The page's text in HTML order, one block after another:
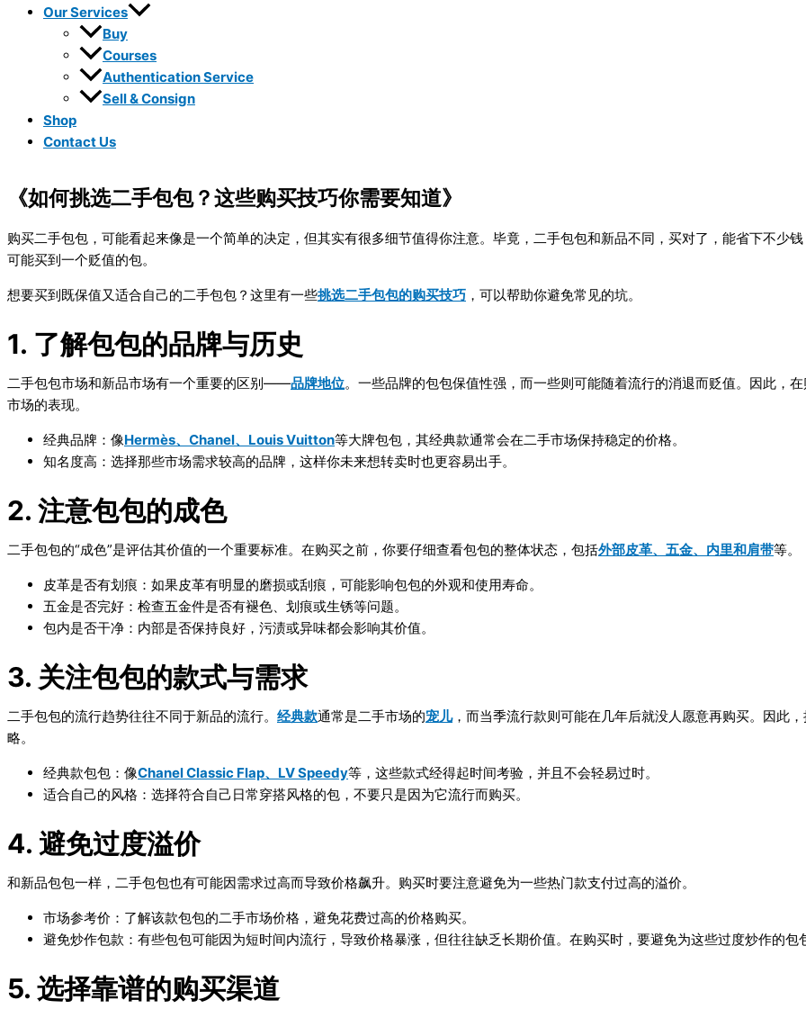
Our Services
Buy
Courses
Authentication Service
Sell & Consign
Shop
Contact Us
《如何挑选二手包包？这些购买技巧你需要知道》
购买二手包包，可能看起来像是一个简单的决定， 但其实有很多细节值得你注意。毕竟，二手包包和新品不同，买对了，能省下不少
可能买到一个贬值的包。
想要买到既保值又适合自己的二手包包？这里有一些挑选二手包包的购买技巧 ，可以帮助你避免常见的坑。
1. 了解包包的品牌与历史
二手包包市场和新品市场有一个重要的区别——品牌地位。一些品牌的包包保值性强，而一些则可能随着流行的消退而贬值。因此，
市场的表现。
经典品牌 ：像Hermès、Chanel、Louis Vuitton等大牌包包，其经典款通常会在二手市场保持稳定的价格。
知名度高 ：选择那些市场需求较高的品牌，这样你未来想转卖时也更容易出手。
2. 注意包包的成色
二手包包的“成色”是评估其价值的一个重要标准。在购买之前，你要仔细查看包包的整体状态，包括外部皮革、五金、内里和肩带等。
皮革是否有划痕 ：如果皮革有明显的磨损或刮痕，可能影响包包的外观和使用寿命。
五金是否完好 ：检查五金件是否有褪色、划痕或生锈等问题。
包内是否干净 ：内部是否保持良好，污渍或异味都会影响其价值。
3. 关注包包的款式与需求
二手包包的流行趋势往往不同于新品的流行。 经典款通常是二手市场的宠儿，而当季流行款则可能在几年后就没人愿意再购买。因此
略。
经典款包包 ：像Chanel Classic Flap、LV Speedy等，这些款式经得起时间考验，并且不会轻易过时。
适合自己的风格 ：选择符合自己日常穿搭风格的包，不要只是因为它流行而购买。
4. 避免过度溢价
和新品包包一样，二手包包也有可能因需求过高而导致价格飙升。购买时要注意避免为一些热门款支付过高的溢价。
市场参考价 ：了解该款包包的二手市场价格，避免花费过高的价格购买。
避免炒作包款 ：有些包包可能因为短时间内流行，导致价格暴涨，但往往缺乏长期价值。在购买时，要避免为这些过度炒作的包
5. 选择靠谱的购买渠道